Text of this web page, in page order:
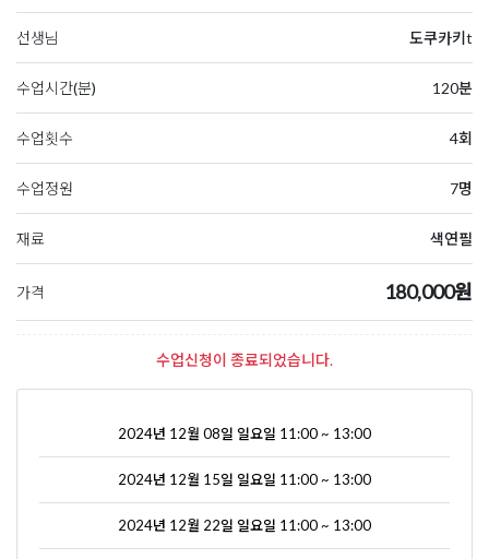
선생님 도쿠카키t
수업시간(분) 120분
수업횟수 4회
수업정원 7명
재료 색연필
가격 180,000원
수업신청이 종료되었습니다.
2024년 12월 08일 일요일 11:00 ~ 13:00
2024년 12월 15일 일요일 11:00 ~ 13:00
2024년 12월 22일 일요일 11:00 ~ 13:00